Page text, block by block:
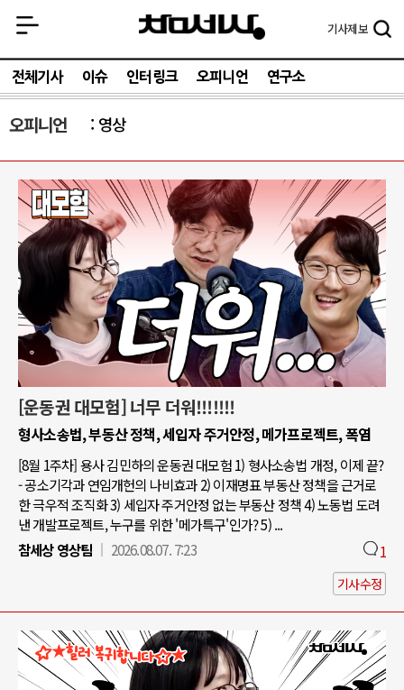
기사제보
전체기사 이슈 인터링크 오피니언 연구소
오피니언 영상
[운동권 대모험] 너무 더워!!!!!!!
형사소송법, 부동산 정책, 세입자 주거안정, 메가프로젝트, 폭염
[8월 1주차] 용사 김민하의 운동권 대모험 1) 형사소송법 개정, 이제 끝?
- 공소기각과 연임개헌의 나비효과 2) 이재명표 부동산 정책을 근거로
한 극우적 조직화 3) 세입자 주거안정 없는 부동산 정책 4) 노동법 도려
낸 개발프로젝트, 누구를 위한 '메가특구'인가? 5) ...
참세상 영상팀
2026.08.07. 7:23 1
기사수정